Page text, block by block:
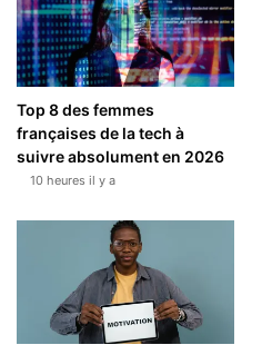
Top 8 des femmes
françaises de la tech à
suivre absolument en 2026
10 heures il y a